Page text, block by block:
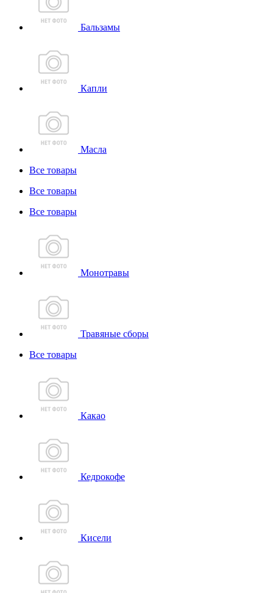
Бальзамы
Капли
Масла
Все товары
Все товары
Все товары
Монотравы
Травяные сборы
Все товары
Какао
Кедрокофе
Кисели